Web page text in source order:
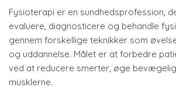
Fysioterapi er en sundhedsprofession,
evaluere, diagnosticere og behandle
gennem forskellige teknikker som
og uddannelse. Målet er at forbedre
ved at reducere smerter, øge
musklerne.